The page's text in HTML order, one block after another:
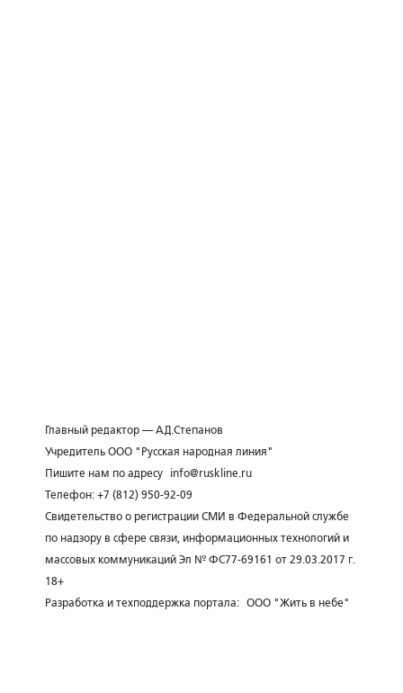
Главный редактор — А.Д.Степанов
Учредитель ООО "Русская народная линия"
Пишите нам по адресу
info@ruskline.ru
Телефон: +7 (812) 950-92-09
Свидетельство о регистрации СМИ в Федеральной службе
по надзору в сфере связи, информационных технологий и
массовых коммуникаций Эл № ФС77-69161 от 29.03.2017 г.
18+
Разработка и техподдержка портала: ООО "Жить в небе"